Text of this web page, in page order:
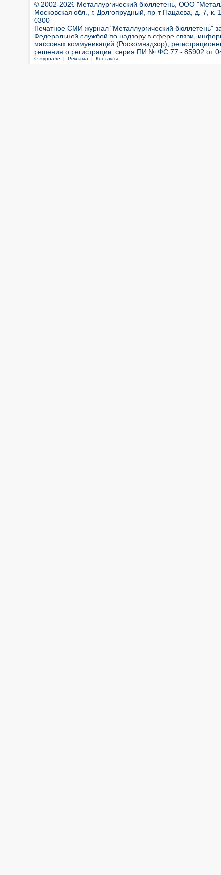
© 2002-2026 Металлургический бюллетень, ООО
Московская обл., г. Долгопрудный, пр-т Пацаева, д. 7,
0300
Печатное СМИ журнал "Металлургический бюллетень"
Федеральной службой по надзору в сфере связи,
массовых коммуникаций (Роскомнадзор),
решения о регистрации: серия ПИ № ФС 77 - 85902 от 04
О журнале | Реклама | Контакты